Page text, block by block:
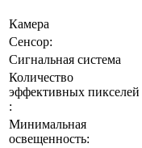
Камера
Сенсор:
Сигнальная система
Количество
эффективных пикселей
:
Минимальная
освещенность: